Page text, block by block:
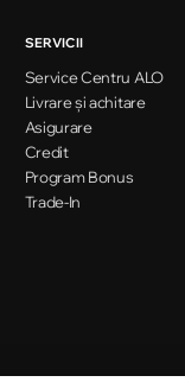
SERVICII
Service Centru ALO
Livrare și achitare
Asigurare
Credit
Program Bonus
Trade-In